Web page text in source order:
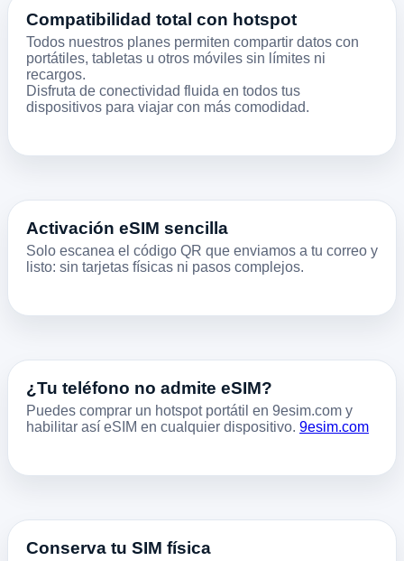
Compatibilidad total con hotspot
Todos nuestros planes permiten compartir datos con
portátiles, tabletas u otros móviles sin límites ni
recargos.
Disfruta de conectividad fluida en todos tus
dispositivos para viajar con más comodidad.
Activación eSIM sencilla
Solo escanea el código QR que enviamos a tu correo y
listo: sin tarjetas físicas ni pasos complejos.
¿Tu teléfono no admite eSIM?
Puedes comprar un hotspot portátil en 9esim.com y
habilitar así eSIM en cualquier dispositivo. 9esim.com
Conserva tu SIM física